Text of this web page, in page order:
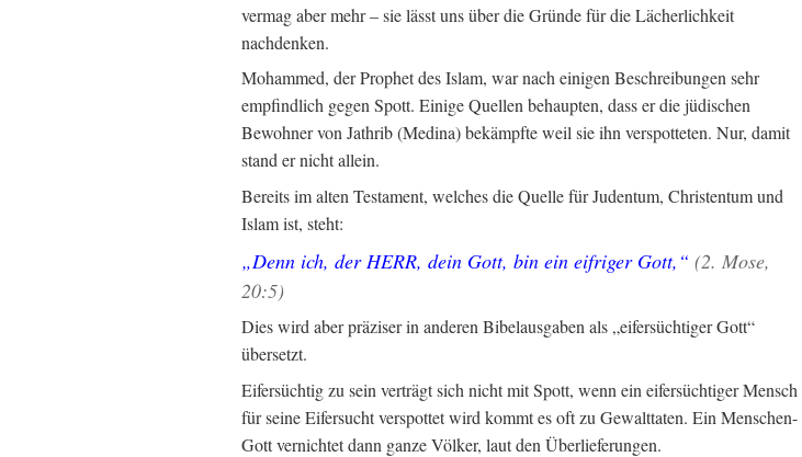
vermag aber mehr – sie lässt uns über die Gründe für die Lächerlichkeit
nachdenken.
Mohammed, der Prophet des Islam, war nach einigen Beschreibungen sehr
empfindlich gegen Spott. Einige Quellen behaupten, dass er die jüdischen
Bewohner von Jathrib (Medina) bekämpfte weil sie ihn verspotteten. Nur, damit
stand er nicht allein.
Bereits im alten Testament, welches die Quelle für Judentum, Christentum und
Islam ist, steht:
„Denn ich, der HERR, dein Gott, bin ein eifriger Gott,“ (2. Mose,
20:5)
Dies wird aber präziser in anderen Bibelausgaben als „eifersüchtiger Gott“
übersetzt.
Eifersüchtig zu sein verträgt sich nicht mit Spott, wenn ein eifersüchtiger Mensch
für seine Eifersucht verspottet wird kommt es oft zu Gewalttaten. Ein Menschen-
Gott vernichtet dann ganze Völker, laut den Überlieferungen.